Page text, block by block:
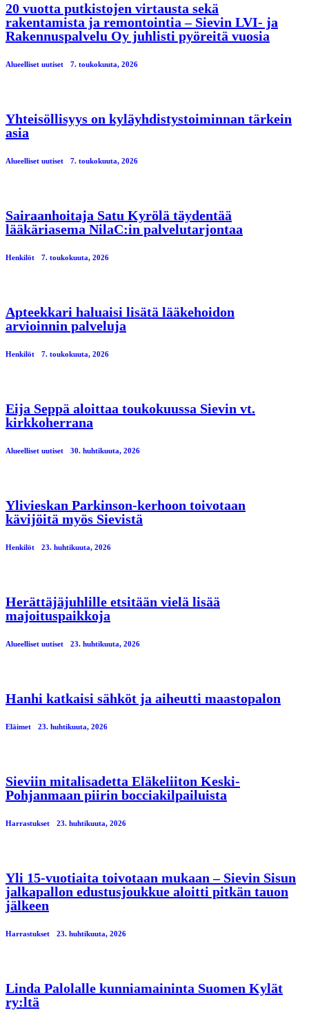
20 vuotta putkistojen virtausta sekä
rakentamista ja remontointia – Sievin LVI- ja
Rakennuspalvelu Oy juhlisti pyöreitä vuosia
Alueelliset uutiset 7. toukokuuta, 2026
Yhteisöllisyys on kyläyhdistystoiminnan tärkein
asia
Alueelliset uutiset 7. toukokuuta, 2026
Sairaanhoitaja Satu Kyrölä täydentää
lääkäriasema NilaC:in palvelutarjontaa
Henkilöt 7. toukokuuta, 2026
Apteekkari haluaisi lisätä lääkehoidon
arvioinnin palveluja
Henkilöt 7. toukokuuta, 2026
Eija Seppä aloittaa toukokuussa Sievin vt.
kirkkoherrana
Alueelliset uutiset 30. huhtikuuta, 2026
Ylivieskan Parkinson-kerhoon toivotaan
kävijöitä myös Sievistä
Henkilöt 23. huhtikuuta, 2026
Herättäjäjuhlille etsitään vielä lisää
majoituspaikkoja
Alueelliset uutiset 23. huhtikuuta, 2026
Hanhi katkaisi sähköt ja aiheutti maastopalon
Eläimet 23. huhtikuuta, 2026
Sieviin mitalisadetta Eläkeliiton Keski-
Pohjanmaan piirin bocciakilpailuista
Harrastukset 23. huhtikuuta, 2026
Yli 15-vuotiaita toivotaan mukaan – Sievin Sisun
jalkapallon edustusjoukkue aloitti pitkän tauon
jälkeen
Harrastukset 23. huhtikuuta, 2026
Linda Palolalle kunniamaininta Suomen Kylät
ry:ltä